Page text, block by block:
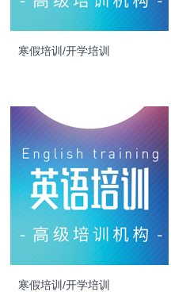
寒假培训/开学培训
寒假培训/开学培训